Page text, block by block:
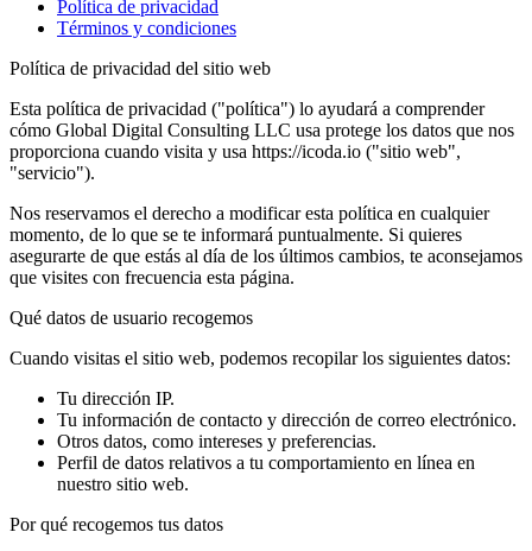
Política de privacidad
Términos y condiciones
Política de privacidad del sitio web
Esta política de privacidad ("política") lo ayudará a comprender
cómo Global Digital Consulting LLC usa protege los datos que nos
proporciona cuando visita y usa https://icoda.io ("sitio web",
"servicio").
Nos reservamos el derecho a modificar esta política en cualquier
momento, de lo que se te informará puntualmente. Si quieres
asegurarte de que estás al día de los últimos cambios, te aconsejamos
que visites con frecuencia esta página.
Qué datos de usuario recogemos
Cuando visitas el sitio web, podemos recopilar los siguientes datos:
Tu dirección IP.
Tu información de contacto y dirección de correo electrónico.
Otros datos, como intereses y preferencias.
Perfil de datos relativos a tu comportamiento en línea en
nuestro sitio web.
Por qué recogemos tus datos